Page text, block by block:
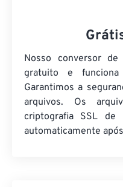
Nosso conversor de
gratuito e funciona
Garantimos a
arquivos. Os
criptografia SSL
automaticamente